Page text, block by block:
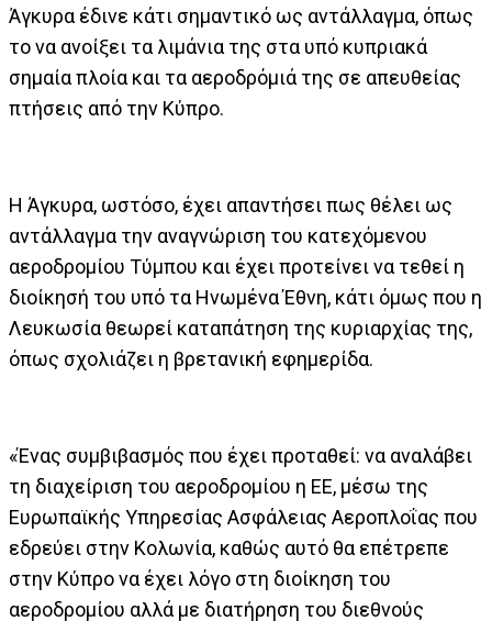
Άγκυρα έδινε κάτι σημαντικό ως αντάλλαγμα, όπως
το να ανοίξει τα λιμάνια της στα υπό κυπριακά
σημαία πλοία και τα αεροδρόμιά της σε απευθείας
πτήσεις από την Κύπρο.
Η Άγκυρα, ωστόσο, έχει απαντήσει πως θέλει ως
αντάλλαγμα την αναγνώριση του κατεχόμενου
αεροδρομίου Τύμπου και έχει προτείνει να τεθεί η
διοίκησή του υπό τα Ηνωμένα Έθνη, κάτι όμως που η
Λευκωσία θεωρεί καταπάτηση της κυριαρχίας της,
όπως σχολιάζει η βρετανική εφημερίδα.
«Ένας συμβιβασμός που έχει προταθεί: να αναλάβει
τη διαχείριση του αεροδρομίου η ΕΕ, μέσω της
Ευρωπαϊκής Υπηρεσίας Ασφάλειας Αεροπλοΐας που
εδρεύει στην Κολωνία, καθώς αυτό θα επέτρεπε
στην Κύπρο να έχει λόγο στη διοίκηση του
αεροδρομίου αλλά με διατήρηση του διεθνούς